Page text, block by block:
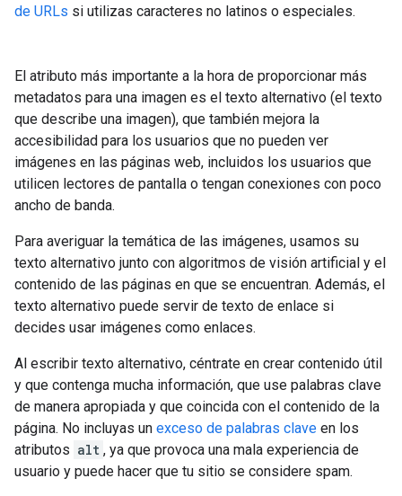
de URLs si utilizas caracteres no latinos o especiales.
El atributo más importante a la hora de proporcionar más
metadatos para una imagen es el texto alternativo (el texto
que describe una imagen), que también mejora la
accesibilidad para los usuarios que no pueden ver
imágenes en las páginas web, incluidos los usuarios que
utilicen lectores de pantalla o tengan conexiones con poco
ancho de banda.
Para averiguar la temática de las imágenes, usamos su
texto alternativo junto con algoritmos de visión artificial y el
contenido de las páginas en que se encuentran. Además, el
texto alternativo puede servir de texto de enlace si
decides usar imágenes como enlaces.
Al escribir texto alternativo, céntrate en crear contenido útil
y que contenga mucha información, que use palabras clave
de manera apropiada y que coincida con el contenido de la
página. No incluyas un exceso de palabras clave en los
atributos alt , ya que provoca una mala experiencia de
usuario y puede hacer que tu sitio se considere spam.